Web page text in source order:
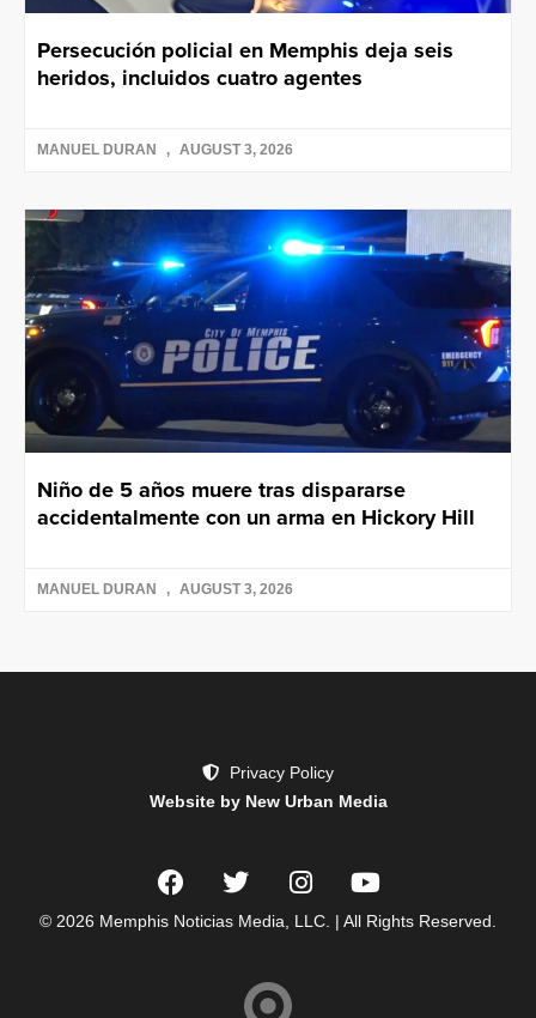
Persecución policial en Memphis deja seis
heridos, incluidos cuatro agentes
MANUEL DURAN AUGUST 3, 2026
Niño de 5 años muere tras dispararse
accidentalmente con un arma en Hickory Hill
MANUEL DURAN AUGUST 3, 2026
Privacy Policy
Website by New Urban Media
© 2026 Memphis Noticias Media, LLC. | All Rights Reserved.